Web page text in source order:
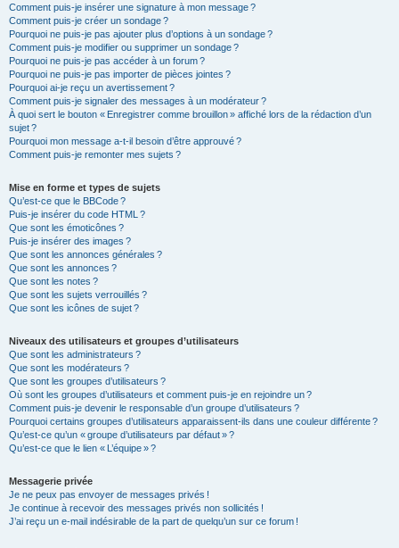
Comment puis-je insérer une signature à mon message ?
Comment puis-je créer un sondage ?
Pourquoi ne puis-je pas ajouter plus d’options à un sondage ?
Comment puis-je modifier ou supprimer un sondage ?
Pourquoi ne puis-je pas accéder à un forum ?
Pourquoi ne puis-je pas importer de pièces jointes ?
Pourquoi ai-je reçu un avertissement ?
Comment puis-je signaler des messages à un modérateur ?
À quoi sert le bouton « Enregistrer comme brouillon » affiché lors de la rédaction d’un
sujet ?
Pourquoi mon message a-t-il besoin d’être approuvé ?
Comment puis-je remonter mes sujets ?
Mise en forme et types de sujets
Qu’est-ce que le BBCode ?
Puis-je insérer du code HTML ?
Que sont les émoticônes ?
Puis-je insérer des images ?
Que sont les annonces générales ?
Que sont les annonces ?
Que sont les notes ?
Que sont les sujets verrouillés ?
Que sont les icônes de sujet ?
Niveaux des utilisateurs et groupes d’utilisateurs
Que sont les administrateurs ?
Que sont les modérateurs ?
Que sont les groupes d’utilisateurs ?
Où sont les groupes d’utilisateurs et comment puis-je en rejoindre un ?
Comment puis-je devenir le responsable d’un groupe d’utilisateurs ?
Pourquoi certains groupes d’utilisateurs apparaissent-ils dans une couleur différente ?
Qu’est-ce qu’un « groupe d’utilisateurs par défaut » ?
Qu’est-ce que le lien « L’équipe » ?
Messagerie privée
Je ne peux pas envoyer de messages privés !
Je continue à recevoir des messages privés non sollicités !
J’ai reçu un e-mail indésirable de la part de quelqu’un sur ce forum !